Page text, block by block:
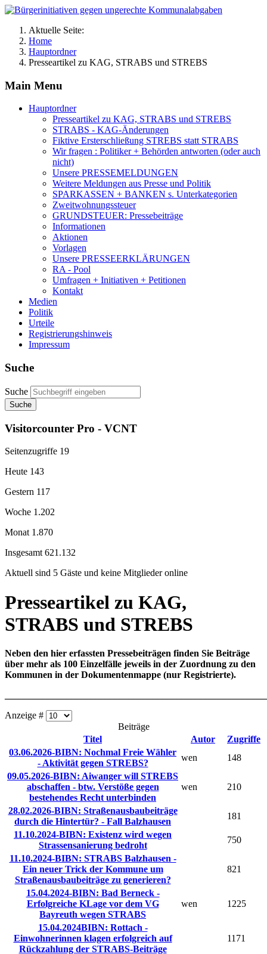
Aktuelle Seite:
Home
Hauptordner
Presseartikel zu KAG, STRABS und STREBS
Main Menu
Hauptordner
Presseartikel zu KAG, STRABS und STREBS
STRABS - KAG-Änderungen
Fiktive Ersterschließung STREBS statt STRABS
Wir fragen : Politiker + Behörden antworten (oder auch
nicht)
Unsere PRESSEMELDUNGEN
Weitere Meldungen aus Presse und Politik
SPARKASSEN + BANKEN s. Unterkategorien
Zweitwohnungssteuer
GRUNDSTEUER: Pressebeiträge
Informationen
Aktionen
Vorlagen
Unsere PRESSEERKLÄRUNGEN
RA - Pool
Umfragen + Initiativen + Petitionen
Kontakt
Medien
Politik
Urteile
Registrierungshinweis
Impressum
Suche
Suche
Suche
Visitorcounter Pro - VCNT
Seitenzugriffe 19
Heute 143
Gestern 117
Woche 1.202
Monat 1.870
Insgesamt 621.132
Aktuell sind 5 Gäste und keine Mitglieder online
Presseartikel zu KAG,
STRABS und STREBS
Neben den hier erfassten Pressebeiträgen finden Sie Beiträge
über mehr als 100 Einzelfälle jeweils in der Zuordnung zu den
Kommunen in der Dokumentenmappe (nur Registrierte).
Anzeige #
Beiträge
Titel
Autor
Zugriffe
03.06.2026-BIBN: Nochmal Freie Wähler
- Aktivität gegen STREBS?
wen
148
09.05.2026-BIBN: Aiwanger will STREBS
abschaffen - btw. Verstöße gegen
bestehendes Recht unterbinden
wen 210
28.02.2026-BIBN: Straßenausbaubeiträge
durch die Hintertür? - Fall Balzhausen
181
11.10.2024-BIBN: Existenz wird wegen
Strassensanierung bedroht
750
11.10.2024-BIBN: STRABS Balzhausen -
Ein neuer Trick der Kommune um
Straßenausbaubeiträge zu generieren?
821
15.04.2024-BIBN: Bad Berneck -
Erfolgreiche KLage vor dem VG
Bayreuth wegen STRABS
wen 1225
15.04.2024BIBN: Rottach -
Einwohnerinnen klagen erfolgreich auf
Rückzahlung der STRABS-Beiträge
1171